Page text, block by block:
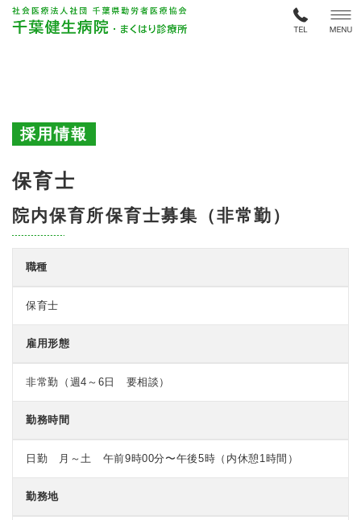
採用情報
保育士
院内保育所保育士募集（非常勤）
職種
保育士
雇用形態
非常勤（週4～6日 要相談）
勤務時間
日勤 月～土 午前9時00分〜午後5時（内休憩1時間）
勤務地